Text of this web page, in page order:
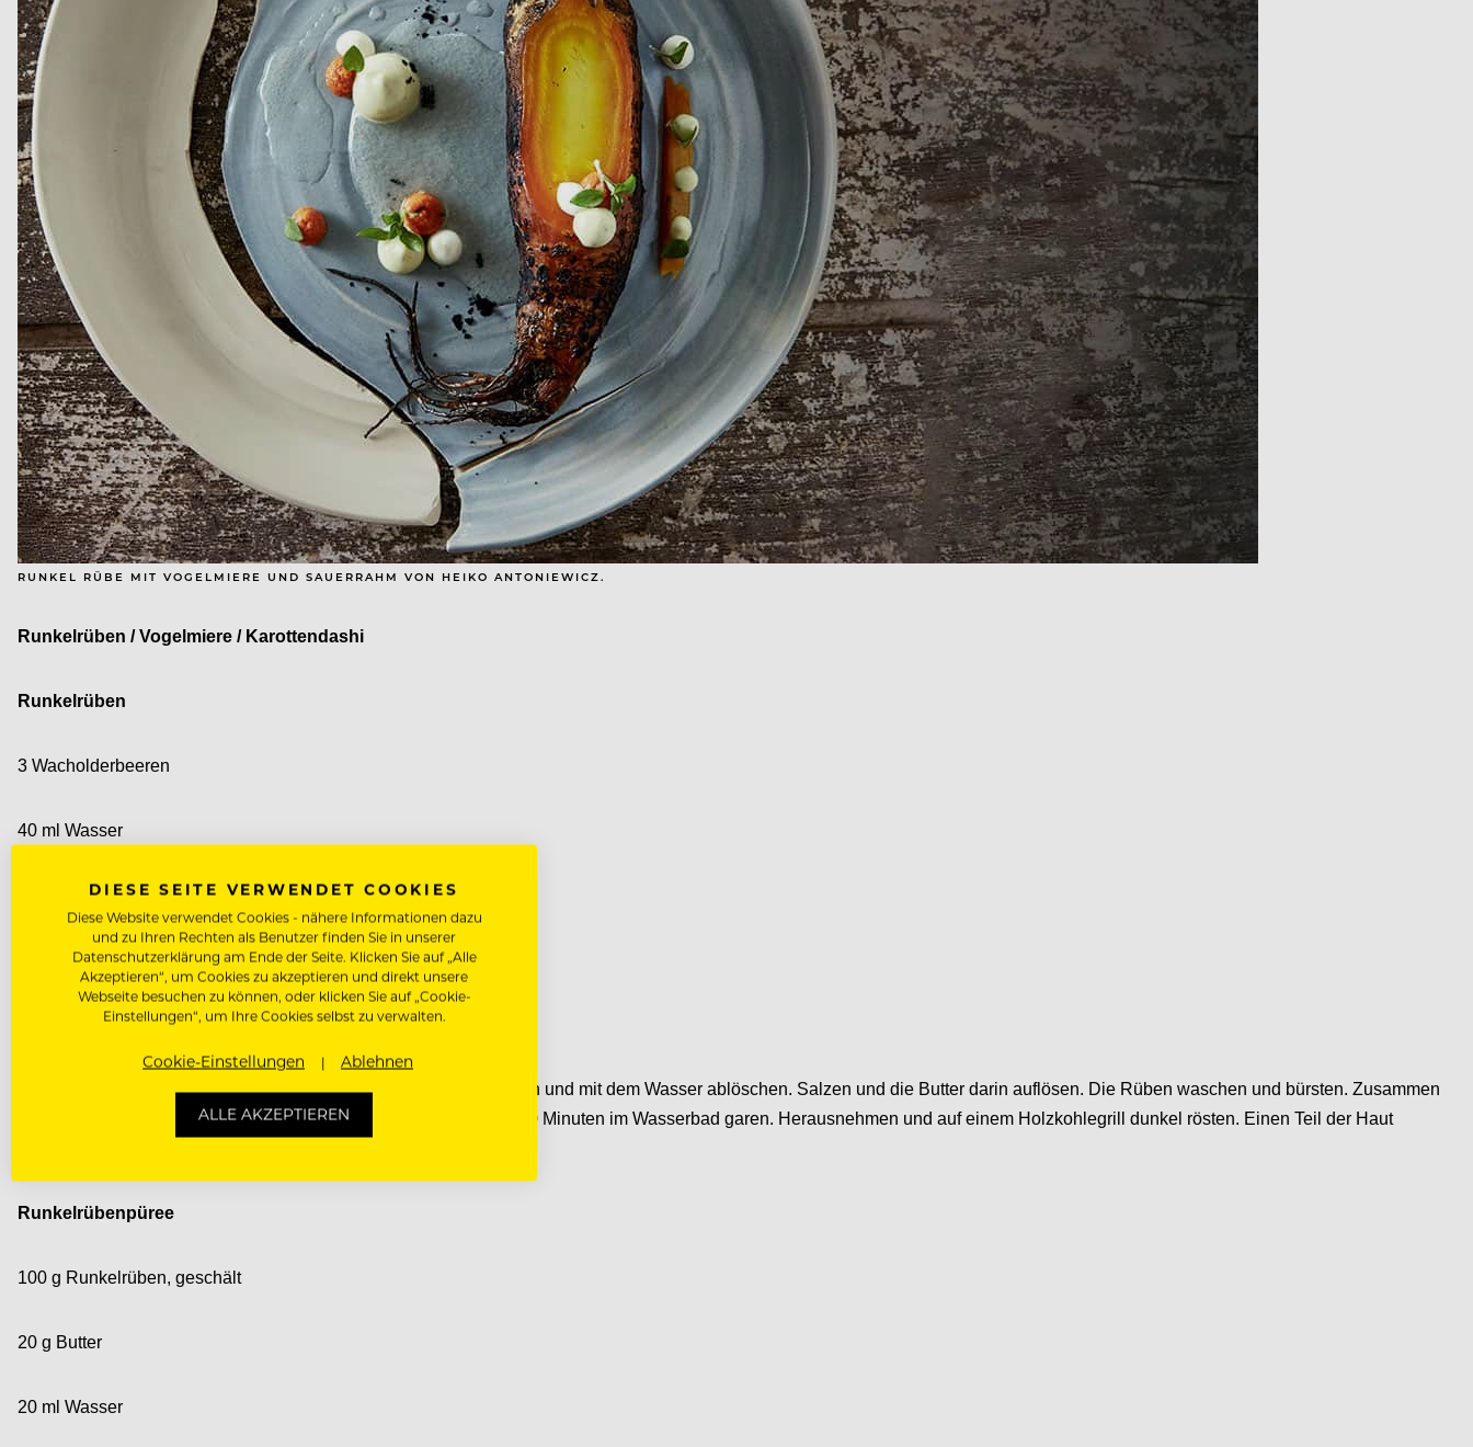
RUNKEL RÜBE MIT VOGELMIERE UND SAUERRAHM VON HEIKO ANTONIEWICZ.
Runkelrüben / Vogelmiere / Karottendashi
Runkelrüben
3 Wacholderbeeren
40 ml Wasser
100 g Butter
4 Runkelrüben
1 Streifen Orangenzeste
Die Wacholderbeeren andrücken, in einem trockenen Topf anrösten und mit dem Wasser ablöschen. Salzen und die Butter darin auflösen. Die Rüben waschen und bürsten. Zusammen
mit der Butter und der Orangenzeste vakuumieren und bei 85 °C 70 Minuten im Wasserbad garen. Herausnehmen und auf einem Holzkohlegrill dunkel rösten. Einen Teil der Haut
Runkelrübenpüree
100 g Runkelrüben, geschält
20 g Butter
20 ml Wasser
DIESE SEITE VERWENDET COOKIES
Diese Website verwendet Cookies - nähere Informationen dazu
und zu Ihren Rechten als Benutzer finden Sie in unserer
Datenschutzerklärung am Ende der Seite. Klicken Sie auf „Alle
Akzeptieren“, um Cookies zu akzeptieren und direkt unsere
Webseite besuchen zu können, oder klicken Sie auf „Cookie-
Einstellungen“, um Ihre Cookies selbst zu verwalten.
Cookie-Einstellungen Ablehnen
ALLE AKZEPTIEREN